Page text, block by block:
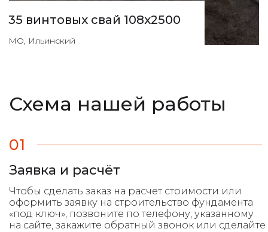
35 винтовых свай 108х2500
МО, Ильинский
Схема нашей работы
01
Заявка и расчёт
Чтобы сделать заказ на расчет стоимости или
оформить заявку на строительство фундамента
«под ключ», позвоните по телефону, указанному
на сайте, закажите обратный звонок или сделайте